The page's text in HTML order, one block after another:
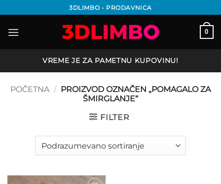
na
sadržaj
3DLIMBO - PRODAVNICA
0
VREME JE ZA PAMETNU KUPOVINU!
POČETNA / PROIZVOD OZNAČEN „POMAGALO ZA
ŠMIRGLANJE“
FILTER